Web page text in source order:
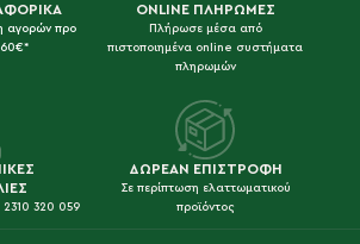
αγορών προ
ONLINE ΠΛΗΡΩΜΕΣ
Πλήρωσε μέσα από
πιστοποιημένα online συστήματα
πληρωμών
320 059
ΔΩΡΕΑΝ ΕΠΙΣΤΡΟΦΗ
Σε περίπτωση ελαττωματικού
προϊόντος